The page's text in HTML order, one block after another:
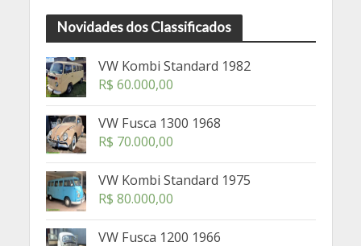
Novidades dos Classificados
VW Kombi Standard 1982
R$ 60.000,00
VW Fusca 1300 1968
R$ 70.000,00
VW Kombi Standard 1975
R$ 80.000,00
VW Fusca 1200 1966